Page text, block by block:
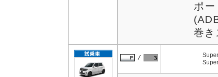
ポ
巻